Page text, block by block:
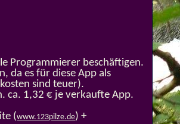
Programmierer beschäftigen.
da es für diese App als
sind teuer).
ca. 1,32 € je verkaufte App.
(www.123pilze.de) +